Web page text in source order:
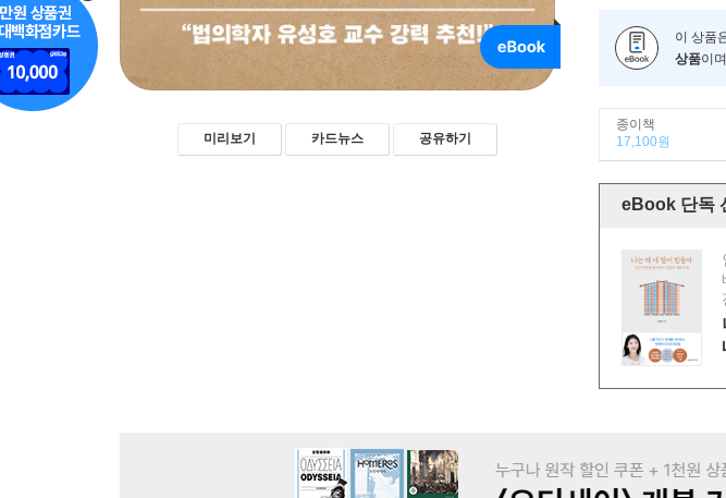
미리보기 카드뉴스 공유하기
이 상품
상품이
종이책
17,100원
eBook 단독